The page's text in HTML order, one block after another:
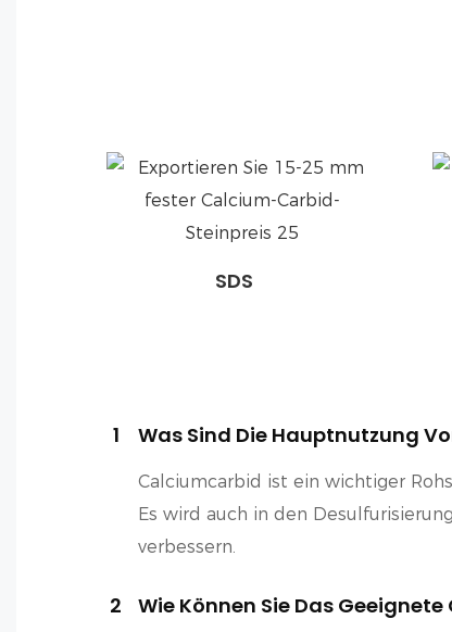
SDS
1 Was Sind Die Hauptnutzung
Calciumcarbid ist ein wichtiger
Es wird auch in den
verbessern.
2 Wie Können Sie Das